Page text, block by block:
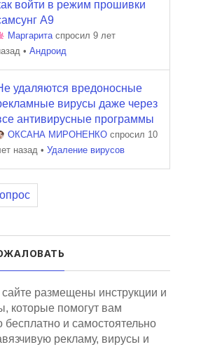
войти в режим прошивки
А9
Маргарита спросил 9 лет
• Андроид
удаляются вредоносные
вирусы даже через
антивирусные программы
ОКСАНА МИРОНЕНКО спросил 10
назад • Удаление вирусов
размещены инструкции и
которые помогут вам
бесплатно и самостоятельно
рекламу, вирусы и